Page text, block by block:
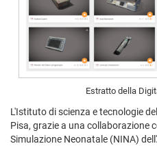
Estratto della
L'Istituto di scienza e tecnologie
Pisa, grazie a una collaborazione
Simulazione Neonatale (NINA)